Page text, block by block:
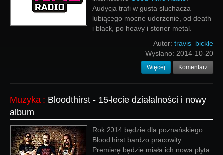
Audycja trafi w gusta słuchacza
lubiącego mocne uderzenie, od death
i black, po heavy i stoner metal.
Autor: travis_bickle
Wysłano: 2014-10-20
Więcej Komentarz
Muzyka : Bloodthirst - 15-lecie działalności i nowy
album
Rok 2014 będzie dla poznańskiego
Bloodthirst bardzo pracowity.
Premierę będzie miała ich nowa płyta